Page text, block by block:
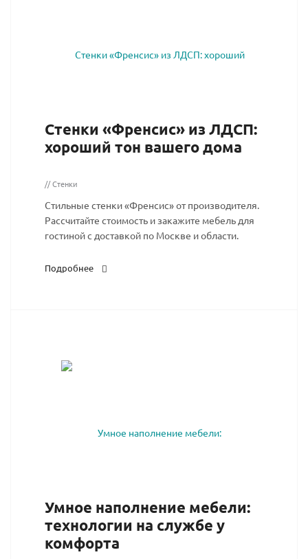
Стенки «Френсис» из ЛДСП:
хороший тон вашего дома
// Стенки
Стильные стенки «Френсис» от производителя.
Рассчитайте стоимость и закажите мебель для
гостиной с доставкой по Москве и области.
Подробнее
Умное наполнение мебели:
технологии на службе у
комфорта